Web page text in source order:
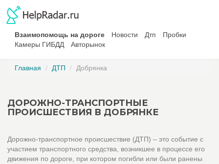
Взаимопомощь на дороге Новости Дтп
Пробки
Камеры ГИБДД
Авторынок
Главная ДТП Добрянка
ДОРОЖНО-ТРАНСПОРТНЫЕ
ПРОИСШЕСТВИЯ В ДОБРЯНКЕ
Дорожно-транспортное происшествие (ДТП) – это событие с
участием транспортного средства, возникшее в процессе его
движения по дороге, при котором погибли или были ранены